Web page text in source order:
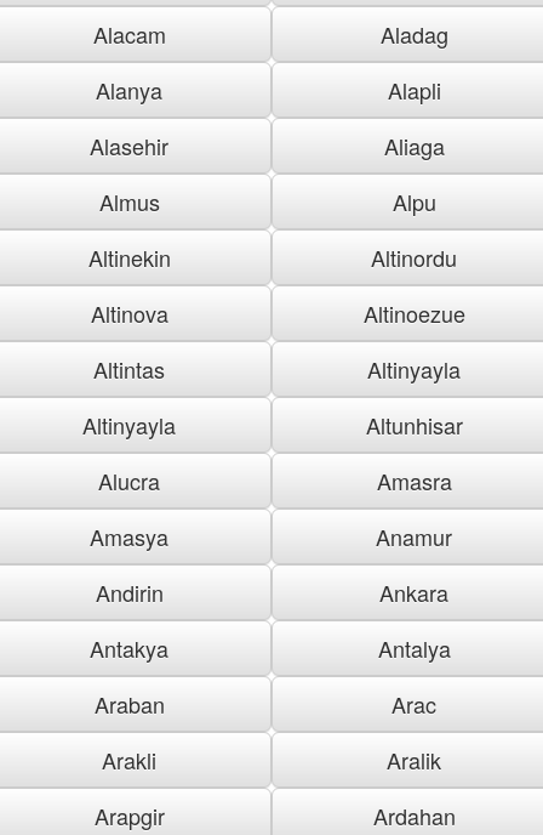
Alacam
Aladag
Alanya
Alapli
Alasehir
Aliaga
Almus
Alpu
Altinekin
Altinordu
Altinova
Altinoezue
Altintas
Altinyayla
Altinyayla
Altunhisar
Alucra
Amasra
Amasya
Anamur
Andirin
Ankara
Antakya
Antalya
Araban
Arac
Arakli
Aralik
Arapgir
Ardahan